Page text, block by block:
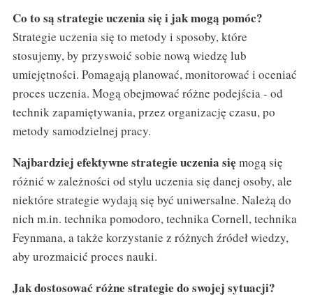
Co to są strategie uczenia się i jak mogą pomóc?
Strategie uczenia się to metody i sposoby, które
stosujemy, by przyswoić sobie nową wiedzę lub
umiejętności. Pomagają planować, monitorować i oceniać
proces uczenia. Mogą obejmować różne podejścia - od
technik zapamiętywania, przez organizację czasu, po
metody samodzielnej pracy.
Najbardziej efektywne strategie uczenia się mogą się
różnić w zależności od stylu uczenia się danej osoby, ale
niektóre strategie wydają się być uniwersalne. Należą do
nich m.in. technika pomodoro, technika Cornell, technika
Feynmana, a także korzystanie z różnych źródeł wiedzy,
aby urozmaicić proces nauki.
Jak dostosować różne strategie do swojej sytuacji?